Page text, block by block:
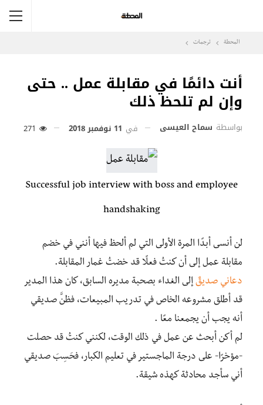
المحطة ترجمات
أنت دائمًا في مقابلة عمل .. حتى
وإن لم تلحظ ذلك
بواسطة سماح العيسى في 11 نوفمبر 2018
Successful job interview with boss and employee
handshaking
لن أنسى أبدًا المرة الأولى التي لم ألحظ فيها أنني في خضم
مقابلة عمل إلى أن كنتُ فعلًا قد خضتُ غمار المقابلة.
دعاني صديقٌ إلى الغداء بصحبة مديره السابق، كان هذا المدير
قد أطلق مشروعه الخاص في تدريب المبيعات، فظنَّ صديقي
أنه يجب أن يجمعنا معًا .
لم أكن أبحث عن عمل في ذلك الوقت، لكنني كنتُ قد حصلت
-مؤخرًا- على درجة الماجستير في تعليم الكبار، فحَسِبَ صديقي
أني سأجد محادثة كهذه شيقة.